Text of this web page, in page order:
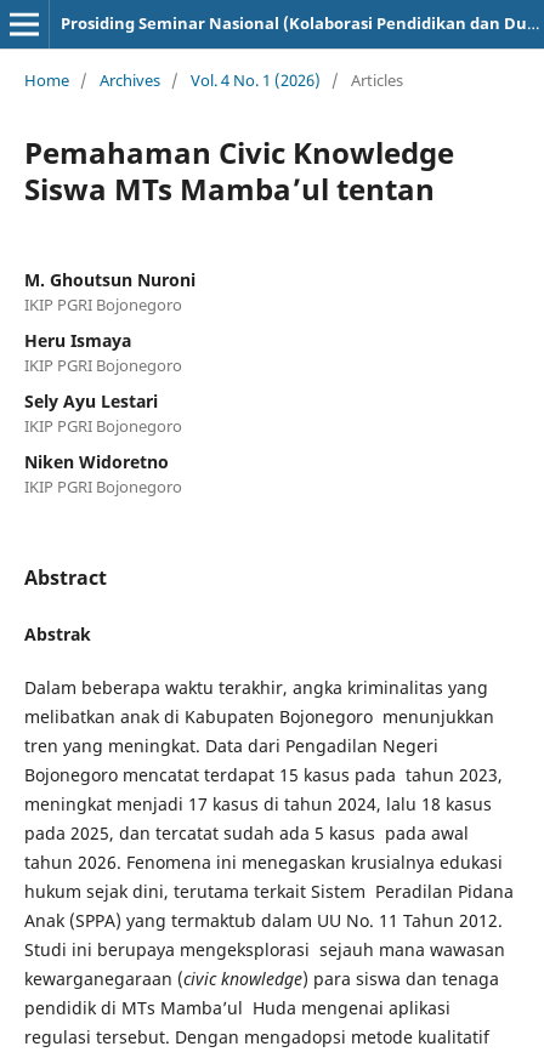
Prosiding Seminar Nasional (Kolaborasi Pendidikan dan Dunia Industri)
Home / Archives / Vol. 4 No. 1 (2026) / Articles
Pemahaman Civic Knowledge
Siswa MTs Mamba’ul tentan
M. Ghoutsun Nuroni
IKIP PGRI Bojonegoro
Heru Ismaya
IKIP PGRI Bojonegoro
Sely Ayu Lestari
IKIP PGRI Bojonegoro
Niken Widoretno
IKIP PGRI Bojonegoro
Abstract
Abstrak
Dalam beberapa waktu terakhir, angka kriminalitas yang
melibatkan anak di Kabupaten Bojonegoro menunjukkan
tren yang meningkat. Data dari Pengadilan Negeri
Bojonegoro mencatat terdapat 15 kasus pada tahun 2023,
meningkat menjadi 17 kasus di tahun 2024, lalu 18 kasus
pada 2025, dan tercatat sudah ada 5 kasus pada awal
tahun 2026. Fenomena ini menegaskan krusialnya edukasi
hukum sejak dini, terutama terkait Sistem Peradilan Pidana
Anak (SPPA) yang termaktub dalam UU No. 11 Tahun 2012.
Studi ini berupaya mengeksplorasi sejauh mana wawasan
kewarganegaraan (civic knowledge) para siswa dan tenaga
pendidik di MTs Mamba’ul Huda mengenai aplikasi
regulasi tersebut. Dengan mengadopsi metode kualitatif